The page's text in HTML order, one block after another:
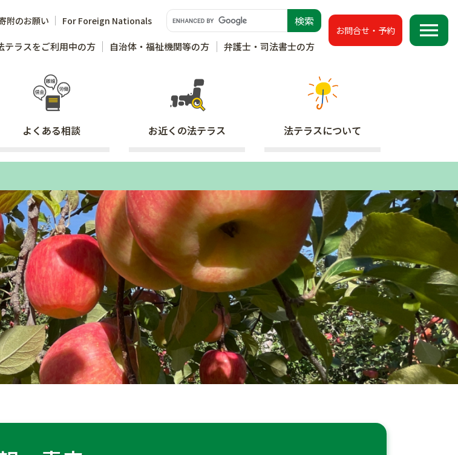
附のお願い For Foreign Nationals
テラスをご利用中の方 自治体・福祉機関等の方 弁護士・司法書士の方
お問合せ・予約 menu
よくある相談 お近くの法テラス 法テラスについて